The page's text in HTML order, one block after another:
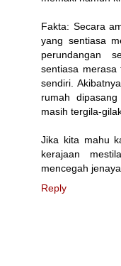
Fakta: Secara
yang sentiasa
perundangan
sentiasa
sendiri.
rumah
masih tergila-
Jika kita mahu
kerajaan
mencegah
Reply